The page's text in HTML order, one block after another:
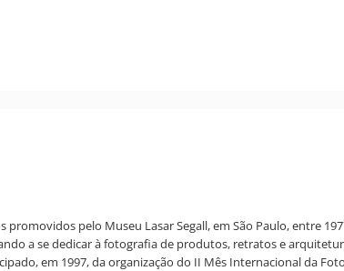
pelo Museu Lasar Segall, em São Paulo, entre
a se dedicar à fotografia de produtos, retratos e
em 1997, da organização do II Mês Internacional da